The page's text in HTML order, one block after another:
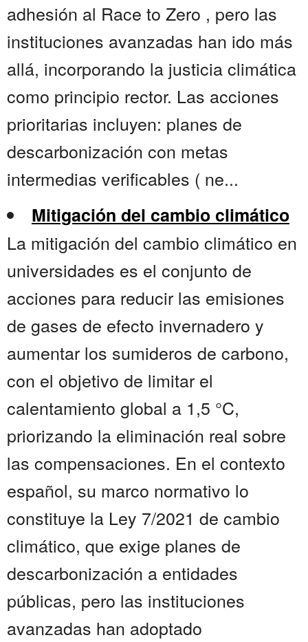
adhesión al Race to Zero , pero las
instituciones avanzadas han ido más
allá, incorporando la justicia climática
como principio rector. Las acciones
prioritarias incluyen: planes de
descarbonización con metas
intermedias verificables ( ne...
Mitigación del cambio climático
La mitigación del cambio climático en
universidades es el conjunto de
acciones para reducir las emisiones
de gases de efecto invernadero y
aumentar los sumideros de carbono,
con el objetivo de limitar el
calentamiento global a 1,5 °C,
priorizando la eliminación real sobre
las compensaciones. En el contexto
español, su marco normativo lo
constituye la Ley 7/2021 de cambio
climático, que exige planes de
descarbonización a entidades
públicas, pero las instituciones
avanzadas han adoptado